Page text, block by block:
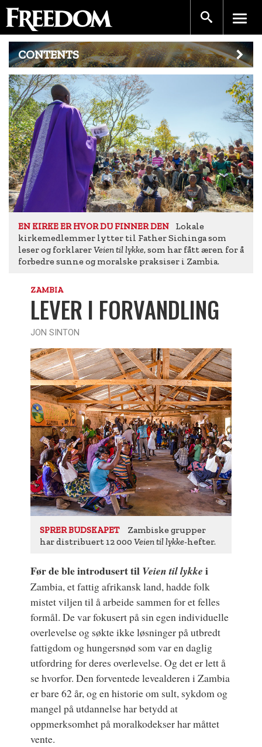
CONTENTS
EN KIRKE ER HVOR DU FINNER DEN
Lokale
kirkemedlemmer lytter til Father Sichinga som
leser og forklarerVeien til lykke, som har fått æren for å
forbedre sunne og moralske praksiser i Zambia.
ZAMBIA
LEVER I FORVANDLING
JON SINTON
SPRER BUDSKAPET
Zambiske grupper
har distribuert 12 000Veien til lykke-hefter.
Før de ble introdusert til Veien til lykke i
Zambia, et fattig afrikansk land, hadde folk
mistet viljen til å arbeide sammen for et felles
formål. De var fokusert på sin egen individuelle
overlevelse og søkte ikke løsninger på utbredt
fattigdom og hungersnød som var en daglig
utfordring for deres overlevelse. Og det er lett å
se hvorfor. Den forventede levealderen i Zambia
er bare 62 år, og en historie om sult, sykdom og
mangel på utdannelse har betydd at
oppmerksomhet på moralkodekser har måttet
vente.